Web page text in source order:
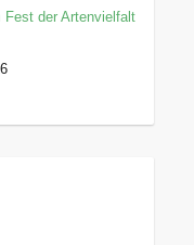
Fest der Artenvielfalt